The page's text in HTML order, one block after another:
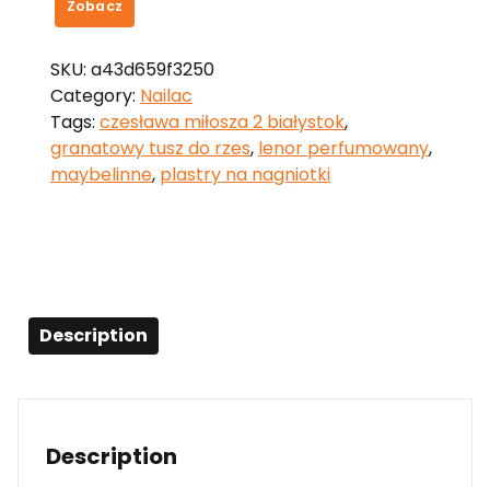
Zobacz
SKU: a43d659f3250
Category: Nailac
Tags: czesława miłosza 2 białystok,
granatowy tusz do rzes, lenor perfumowany,
maybelinne, plastry na nagniotki
Description
Description